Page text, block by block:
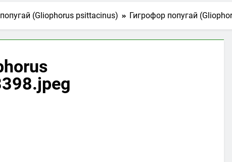
(Gliophorus psittacinus) Гигрофор попугай